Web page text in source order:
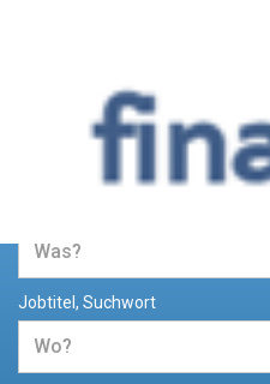
Jobs und
Bereich Finanzen
Jobtitel, Suchwort